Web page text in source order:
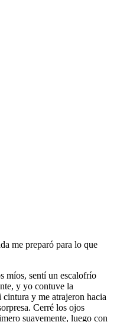
me preparó para lo que
míos, sentí un escalofrío
y yo contuve la
y me atrajeron hacia
Cerré los ojos
suavemente, luego con